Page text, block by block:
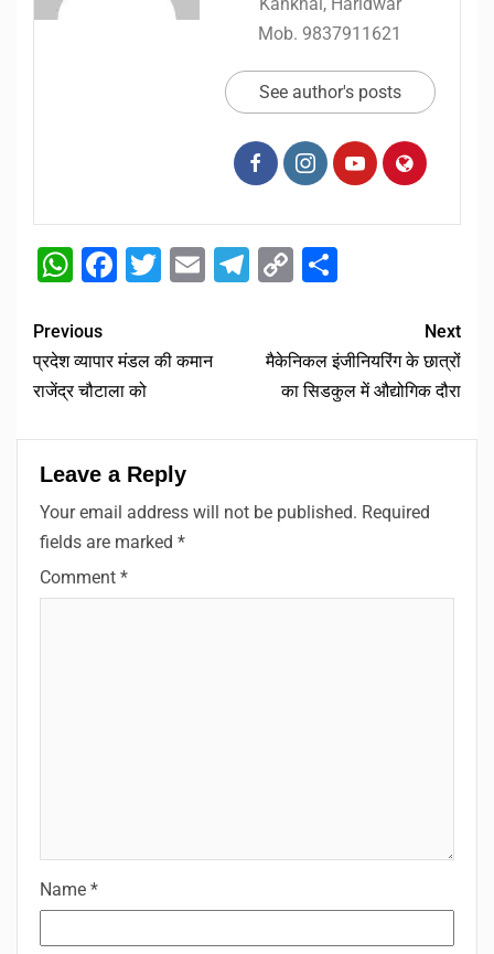
Mob. 9837911621
See author's posts
WhatsApp
Facebook
Twitter
EmailTelegram
Copy
Previous
प्रदेश व्यापार मंडल की कमान
राजेंद्र चौटाला को
Next
मैकेनिकल इंजीनियरिंग के छात्रों
का सिडकुल में औद्योगिक दौरा
Leave a Reply
Your email address will not be published. Required
fields are marked *
Comment *
Name *